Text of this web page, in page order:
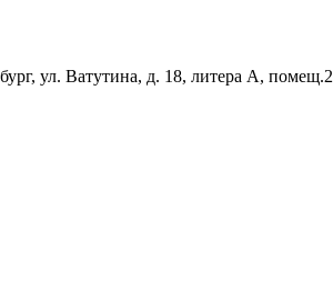
ул. Ватутина, д. 18, литера А,